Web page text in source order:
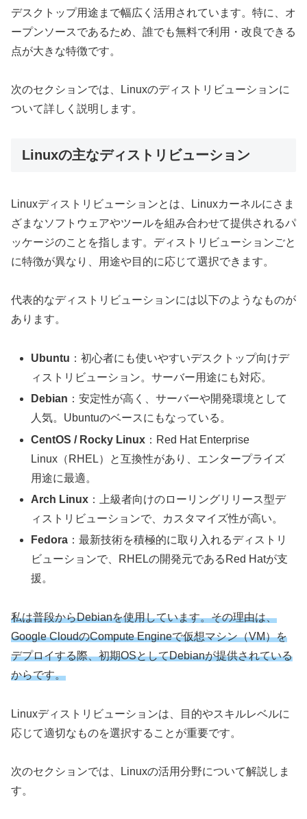
デスクトップ用途まで幅広く活用されています。特に、オ
ープンソースであるため、誰でも無料で利用・改良できる
点が大きな特徴です。
次のセクションでは、Linuxのディストリビューションに
ついて詳しく説明します。
Linuxの主なディストリビューション
Linuxディストリビューションとは、Linuxカーネルにさま
ざまなソフトウェアやツールを組み合わせて提供されるパ
ッケージのことを指します。ディストリビューションごと
に特徴が異なり、用途や目的に応じて選択できます。
代表的なディストリビューションには以下のようなものが
あります。
Ubuntu ：初心者にも使いやすいデスクトップ向けデ
ィストリビューション。サーバー用途にも対応。
Debian ：安定性が高く、サーバーや開発環境として
人気。Ubuntuのベースにもなっている。
CentOS / Rocky Linux ：Red Hat Enterprise
Linux（RHEL）と互換性があり、エンタープライズ
用途に最適。
Arch Linux ：上級者向けのローリングリリース型デ
ィストリビューションで、カスタマイズ性が高い。
Fedora ：最新技術を積極的に取り入れるディストリ
ビューションで、RHELの開発元であるRed Hatが支
援。
私は普段からDebianを使用しています。その理由は、
Google CloudのCompute Engineで仮想マシン（VM）を
デプロイする際、初期OSとしてDebianが提供されている
からです。
Linuxディストリビューションは、目的やスキルレベルに
応じて適切なものを選択することが重要です。
次のセクションでは、Linuxの活用分野について解説しま
す。